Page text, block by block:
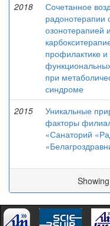
2018
Сочетанное
радонотерапии
озонотерапией и
профилактике
при
синдроме
2015
Уникальные
факторы
«Санаторий